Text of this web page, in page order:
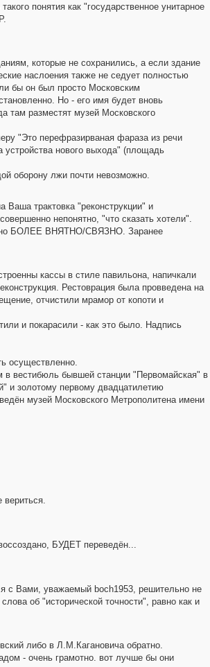
понятия как "государственное унитарное
которые не сохранились, а если здание
наслоения также не седует полностью
бы он был просто Московским
Но - его имя будет вновь
там разместят музей Московского
"Это перефразирваная фараза из речи
устройства нового выхода" (площадь
оборону лжи почти невозможно.
трактовка "реконструкции" и
непонятно, "что сказать хотели".
но БОЛЕЕ ВНЯТНО/СВЯЗНО. Заранее
кассы в стиле павильона, напичкали
Рестоврация была провведена на
отчистили мрамор от копоти и
и покарасили - как это было. Надпись
осуществленно.
в вестибюль бывшей станции "Первомайская" в
и золотому первому двадцатилетию
музей Московского Метрополитена имени
БУДЕТ переведён...
с Вами, уважаемый boch1953, решительно не
об "исторической точности", равно как и
либо в Л.М.Кагановича обратно.
- очень грамотно. вот лучше бы они